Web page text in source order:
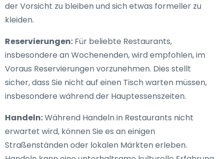
der Vorsicht zu bleiben und sich etwas formeller zu
kleiden.
Reservierungen: Für beliebte Restaurants,
insbesondere an Wochenenden, wird empfohlen, im
Voraus Reservierungen vorzunehmen. Dies stellt
sicher, dass Sie nicht auf einen Tisch warten müssen,
insbesondere während der Hauptessenszeiten.
Handeln:Während Handeln in Restaurants nicht
erwartet wird, können Sie es an einigen
Straßenständen oder lokalen Märkten erleben.